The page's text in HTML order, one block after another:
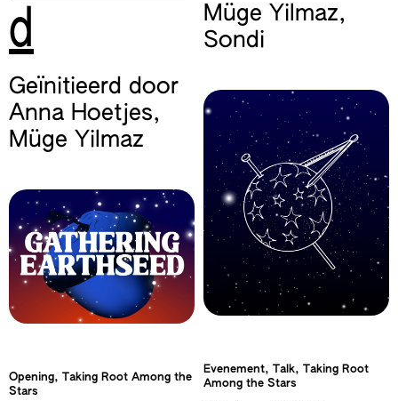
d
Geïnitieerd door
Anna Hoetjes,
Müge Yilmaz
Opening, Taking Root Among the
Stars
Müge Yilmaz,
Sondi
Evenement, Talk, Taking Root
Among the Stars